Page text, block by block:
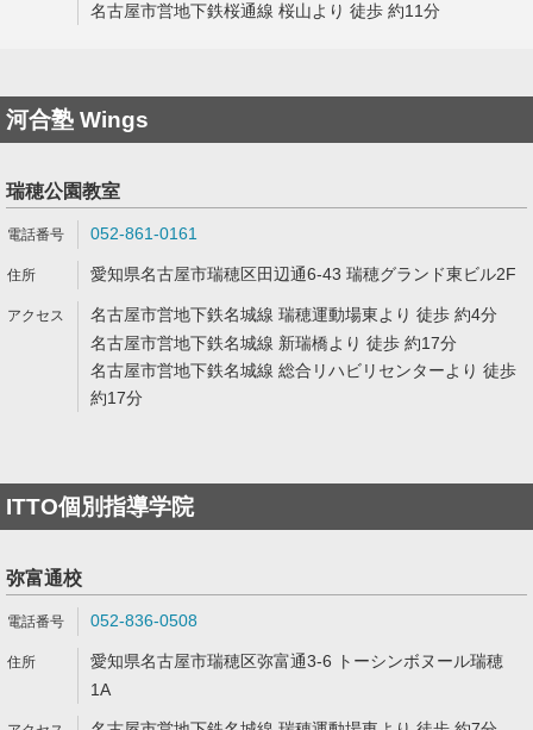
名古屋市営地下鉄桜通線 桜山より 徒歩 約11分
河合塾 Wings
瑞穂公園教室
052-861-0161
愛知県名古屋市瑞穂区田辺通6-43 瑞穂グランド東ビル2F
名古屋市営地下鉄名城線 瑞穂運動場東より 徒歩 約4分
名古屋市営地下鉄名城線 新瑞橋より 徒歩 約17分
名古屋市営地下鉄名城線 総合リハビリセンターより 徒歩
約17分
ITTO個別指導学院
弥富通校
052-836-0508
愛知県名古屋市瑞穂区弥富通3-6 トーシンボヌール瑞穂
1A